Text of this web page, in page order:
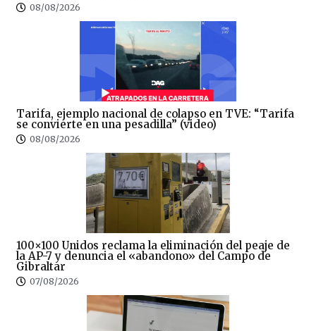
08/08/2026
Tarifa, ejemplo nacional de colapso en TVE: “Tarifa
se convierte en una pesadilla” (video)
08/08/2026
100×100 Unidos reclama la eliminación del peaje de
la AP-7 y denuncia el «abandono» del Campo de
Gibraltar
07/08/2026